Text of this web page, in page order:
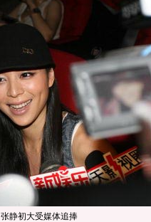
张静初大受媒体追捧